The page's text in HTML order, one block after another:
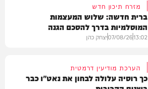
מזרח תיכון חדש
ברית חדשה: שלוש המעצמות
המוסלמיות בדרך להסכם הגנה
13:02
07/08/26יצחק כהן
הערכת מודיעין דרמטית
כך רוסיה עלולה לבחון את נאט"ו כבר